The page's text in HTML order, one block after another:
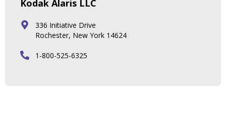
Kodak Alaris LLC
336 Initiative Drive
Rochester, New York 14624
1-800-525-6325